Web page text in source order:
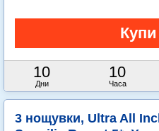
10
Дни
10
Часа
3 нощувки, Ultra All